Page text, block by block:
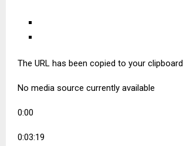
The URL has been copied to your clipboard
No media source currently available
0:00
0:03:19